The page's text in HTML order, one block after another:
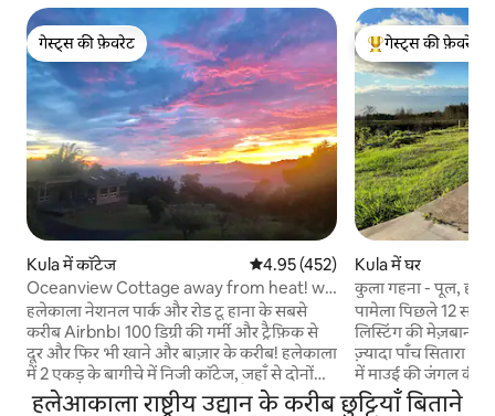
गेस्ट्स की फ़ेवरेट
गेस्ट्स की फ़ेवरेट
Kula में कॉटेज औसत रेटिंग 5 में से 4.95, 452 समीक्षाएँ
4.95 (452)
Oceanview Cottage away from heat! w/
County Permit
हलेकाला नेशनल पार्क और रोड टू हाना के सबसे
करीब Airbnb। 100 डिग्री की गर्मी और ट्रैफ़िक से
दूर और फिर भी खाने और बाज़ार के करीब! हलेकाला
में 2 एकड़ के बागीचे में निजी कॉटेज, जहाँ से दोनों
तरफ़ के तटों का नज़ारा दिखाई देता है (दोनों तरफ़ से
गेस्ट्स का टॉप फ़ेवरेट
गेस्ट्स की फ़ेवरेट
Kula में घर
कुला गहना - पूल,
पामेला पिछले 12
लिस्टिंग की मेज़बानी
ज़्यादा पाँच सितारा
में माउई की जंगल की
जलकर राख हो गया।
हलेआकाला राष्ट्रीय उद्यान के करीब छुट्टियाँ बिताने